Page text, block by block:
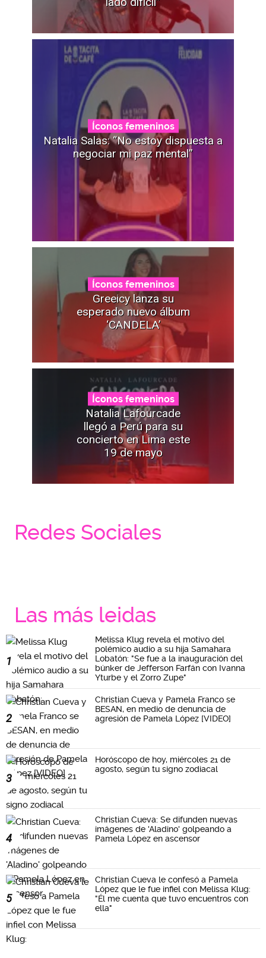
Íconos femeninos
Natalia Salas: “No estoy dispuesta a
negociar mi paz mental”
Íconos femeninos
Greeicy lanza su
esperado nuevo álbum
‘CANDELA’
Íconos femeninos
Natalia Lafourcade
llegó a Perú para su
concierto en Lima este
19 de mayo
Redes Sociales
Las más leidas
1
Melissa Klug revela el motivo del
polémico audio a su hija Samahara
Lobatón: "Se fue a la inauguración del
búnker de Jefferson Farfán con Ivanna
Yturbe y el Zorro Zupe"
2
Christian Cueva y Pamela Franco se
BESAN, en medio de denuncia de
agresión de Pamela López [VIDEO]
3
Horóscopo de hoy, miércoles 21 de
agosto, según tu signo zodiacal
4
Christian Cueva: Se difunden nuevas
imágenes de 'Aladino' golpeando a
Pamela López en ascensor
5
Christian Cueva le confesó a Pamela
López que le fue infiel con Melissa Klug:
"Él me cuenta que tuvo encuentros con
ella"